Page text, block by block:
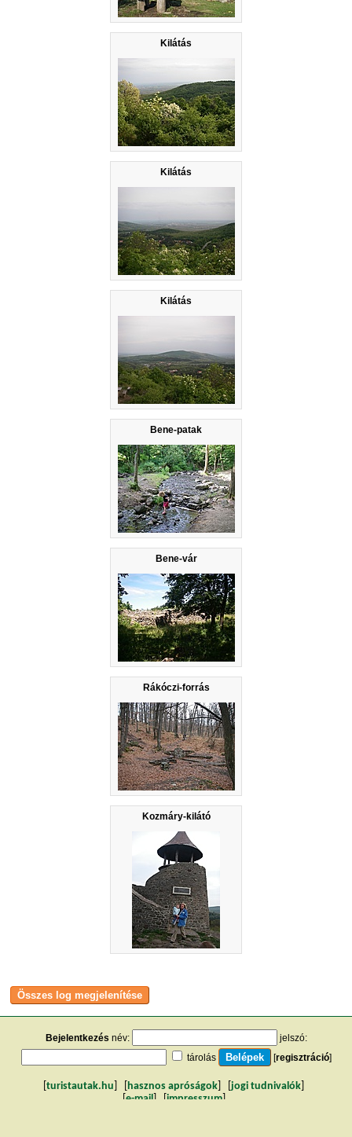
Kilátás
Kilátás
Kilátás
Bene-patak
Bene-vár
Rákóczi-forrás
Kozmáry-kilátó
Bejelentkezés név:
jelszó:
tárolás
[regisztráció]
turistautak.hu hasznos apróságok jogi tudnivalók
[e-mail] [impresszum]